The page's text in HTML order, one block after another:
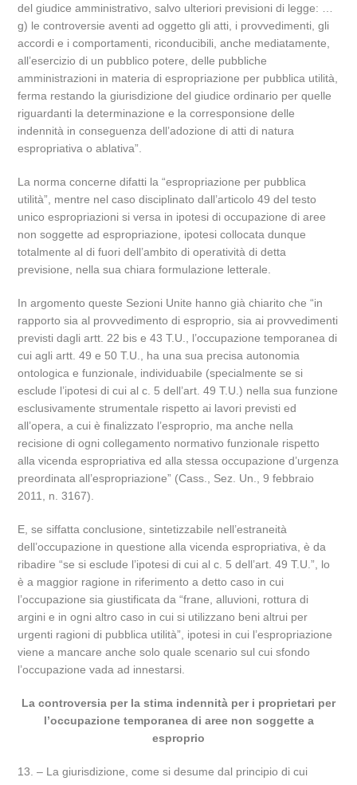
del giudice amministrativo, salvo ulteriori previsioni di legge: …
g) le controversie aventi ad oggetto gli atti, i provvedimenti, gli
accordi e i comportamenti, riconducibili, anche mediatamente,
all’esercizio di un pubblico potere, delle pubbliche
amministrazioni in materia di espropriazione per pubblica utilità,
ferma restando la giurisdizione del giudice ordinario per quelle
riguardanti la determinazione e la corresponsione delle
indennità in conseguenza dell’adozione di atti di natura
espropriativa o ablativa”.
La norma concerne difatti la “espropriazione per pubblica
utilità”, mentre nel caso disciplinato dall’articolo 49 del testo
unico espropriazioni si versa in ipotesi di occupazione di aree
non soggette ad espropriazione, ipotesi collocata dunque
totalmente al di fuori dell’ambito di operatività di detta
previsione, nella sua chiara formulazione letterale.
In argomento queste Sezioni Unite hanno già chiarito che “in
rapporto sia al provvedimento di esproprio, sia ai provvedimenti
previsti dagli artt. 22 bis e 43 T.U., l’occupazione temporanea di
cui agli artt. 49 e 50 T.U., ha una sua precisa autonomia
ontologica e funzionale, individuabile (specialmente se si
esclude l’ipotesi di cui al c. 5 dell’art. 49 T.U.) nella sua funzione
esclusivamente strumentale rispetto ai lavori previsti ed
all’opera, a cui è finalizzato l’esproprio, ma anche nella
recisione di ogni collegamento normativo funzionale rispetto
alla vicenda espropriativa ed alla stessa occupazione d’urgenza
preordinata all’espropriazione” (Cass., Sez. Un., 9 febbraio
2011, n. 3167).
E, se siffatta conclusione, sintetizzabile nell’estraneità
dell’occupazione in questione alla vicenda espropriativa, è da
ribadire “se si esclude l’ipotesi di cui al c. 5 dell’art. 49 T.U.”, lo
è a maggior ragione in riferimento a detto caso in cui
l’occupazione sia giustificata da “frane, alluvioni, rottura di
argini e in ogni altro caso in cui si utilizzano beni altrui per
urgenti ragioni di pubblica utilità”, ipotesi in cui l’espropriazione
viene a mancare anche solo quale scenario sul cui sfondo
l’occupazione vada ad innestarsi.
La controversia per la stima indennità per i proprietari per
l’occupazione temporanea di aree non soggette a
esproprio
13. – La giurisdizione, come si desume dal principio di cui